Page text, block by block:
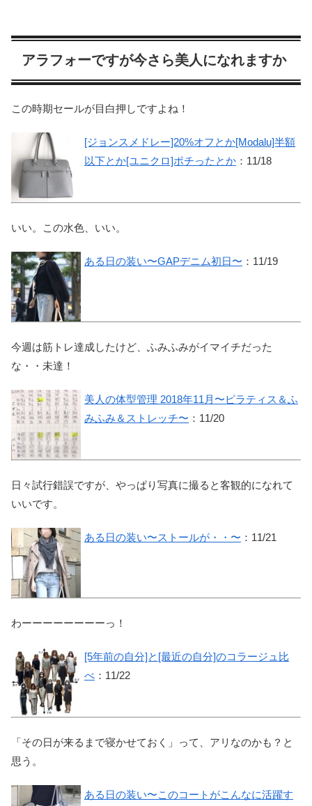
アラフォーですが今さら美人になれますか
この時期セールが目白押しですよね！
[ジョンスメドレー]20%オフとか[Modalu]半額
以下とか[ユニクロ]ポチったとか ：11/18
いい。この水色、いい。
ある日の装い〜GAPデニム初日〜 ：11/19
今週は筋トレ達成したけど、ふみふみがイマイチだった
な・・未達！
美人の体型管理 2018年11月〜ピラティス＆ふ
みふみ＆ストレッチ〜 ：11/20
日々試行錯誤ですが、やっぱり写真に撮ると客観的になれて
いいです。
ある日の装い〜ストールが・・〜 ：11/21
わーーーーーーーーっ！
[5年前の自分]と[最近の自分]のコラージュ比
べ ：11/22
「その日が来るまで寝かせておく」って、アリなのかも？と
思う。
ある日の装い〜このコートがこんなに活躍す